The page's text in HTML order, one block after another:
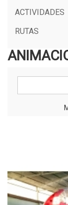
ACTIVIDADES
RUTAS